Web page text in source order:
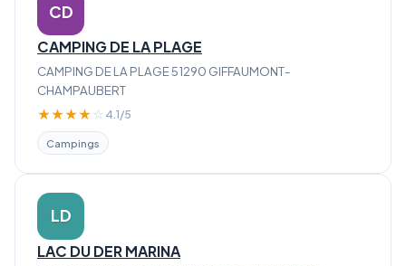
CD
CAMPING DE LA PLAGE
CAMPING DE LA PLAGE 51290 GIFFAUMONT-
CHAMPAUBERT
★★★★ ☆ 4.1/5
Campings
LD
LAC DU DER MARINA